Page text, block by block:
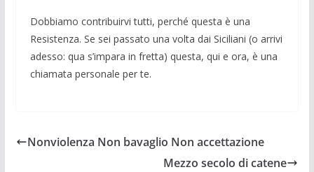
Dobbiamo contribuirvi tutti, perché questa è una
Resistenza. Se sei passato una volta dai Siciliani (o arrivi
adesso: qua s’impara in fretta) questa, qui e ora, è una
chiamata personale per te.
Nonviolenza Non bavaglio Non accettazione
Mezzo secolo di catene